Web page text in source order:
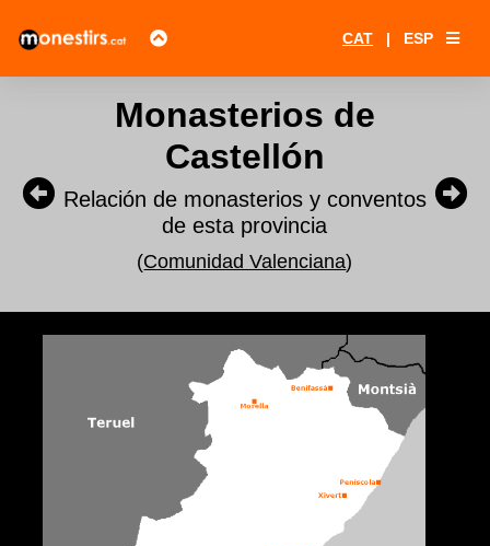
CAT | ESP
Monasterios de
Castellón
Relación de monasterios y conventos
de esta provincia
(Comunidad Valenciana)